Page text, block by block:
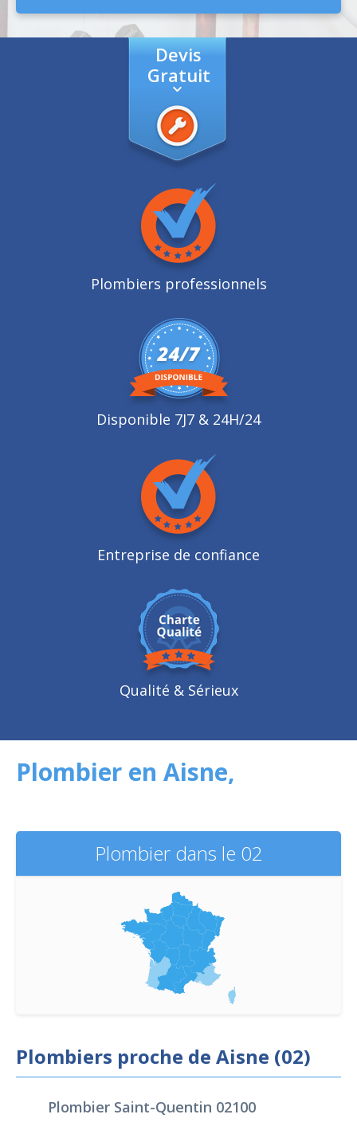
Devis
Gratuit
Plombiers professionnels
Disponible 7J7 & 24H/24
Entreprise de confiance
Qualité & Sérieux
Plombier en Aisne,
Plombier dans le 02
Plombiers proche de Aisne (02)
Plombier Saint-Quentin 02100